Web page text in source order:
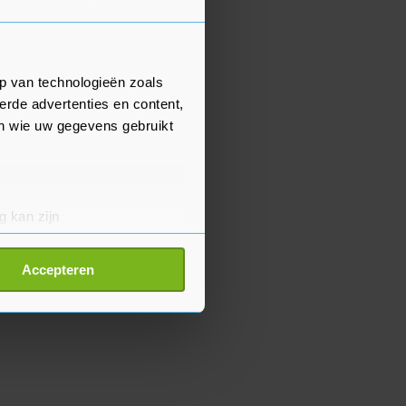
van technologieën zoals
advertenties en content,
wie uw gegevens gebruikt
kan zijn
detailgedeelte
Accepteren